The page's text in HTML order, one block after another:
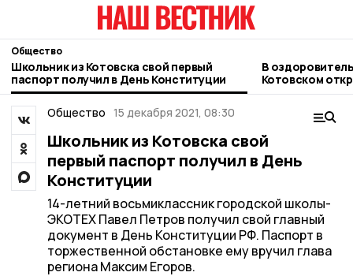
Общество
Школьник из Котовска свой первый
паспорт получил в День Конституции
В
Котовском
Общество 15 декабря 2021, 08:30
Школьник из Котовска свой
первый паспорт получил в День
Конституции
14-летний восьмиклассник городской школы-
ЭКОТЕХ Павел Петров получил свой главный
документ в День Конституции РФ. Паспорт в
торжественной обстановке ему вручил глава
региона Максим Егоров.